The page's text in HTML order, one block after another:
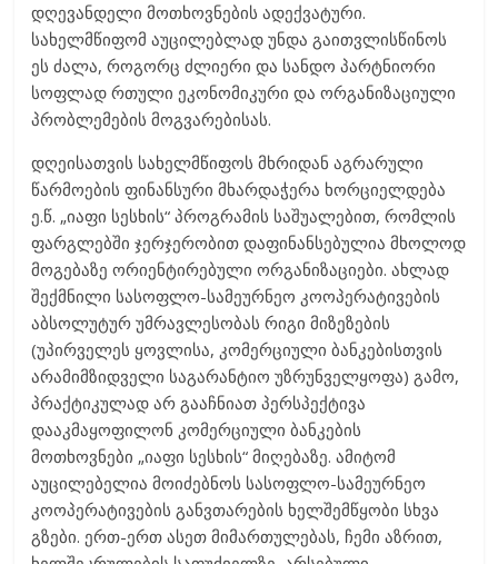
დღევანდელი მოთხოვნების ადექვატური.
სახელმწიფომ აუცილებლად უნდა გაითვლისწინოს
ეს ძალა, როგორც ძლიერი და სანდო პარტნიორი
სოფლად რთული ეკონომიკური და ორგანიზაციული
პრობლემების მოგვარებისას.
დღეისათვის სახელმწიფოს მხრიდან აგრარული
წარმოების ფინანსური მხარდაჭერა ხორციელდება
ე.წ. „იაფი სესხის“ პროგრამის საშუალებით, რომლის
ფარგლებში ჯერჯერობით დაფინანსებულია მხოლოდ
მოგებაზე ორიენტირებული ორგანიზაციები. ახლად
შექმნილი სასოფლო-სამეურნეო კოოპერატივების
აბსოლუტურ უმრავლესობას რიგი მიზეზების
(უპირველეს ყოვლისა, კომერციული ბანკებისთვის
არამიმზიდველი საგარანტიო უზრუნველყოფა) გამო,
პრაქტიკულად არ გააჩნიათ პერსპექტივა
დააკმაყოფილონ კომერციული ბანკების
მოთხოვნები „იაფი სესხის“ მიღებაზე. ამიტომ
აუცილებელია მოიძებნოს სასოფლო-სამეურნეო
კოოპერატივების განვთარების ხელშემწყობი სხვა
გზები. ერთ-ერთ ასეთ მიმართულებას, ჩემი აზრით,